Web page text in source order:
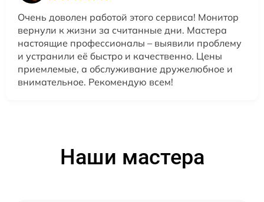
Очень доволен работой этого сервиса! Монитор
вернули к жизни за считанные дни. Мастера
настоящие профессионалы – выявили проблему
и устранили её быстро и качественно. Цены
приемлемые, а обслуживание дружелюбное и
внимательное. Рекомендую всем!
Наши мастера